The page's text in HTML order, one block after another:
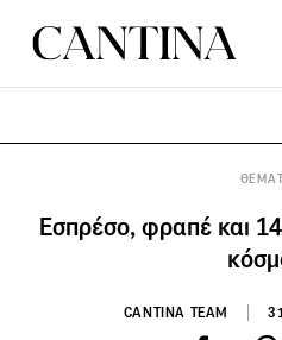
Εσπρέσο, φραπέ και
CANTINA TEAM